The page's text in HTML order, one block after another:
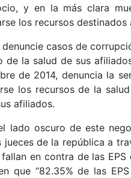
y en la más clara
los recursos
casos de
la salud de sus
de 2014, denuncia la
los recursos de la
afiliados.
lado oscuro de este
de la república a
en contra de las
que “82.35% de las